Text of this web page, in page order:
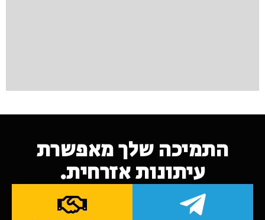
התמיכה שלך מאפשרת
עיתונות אזרחית.